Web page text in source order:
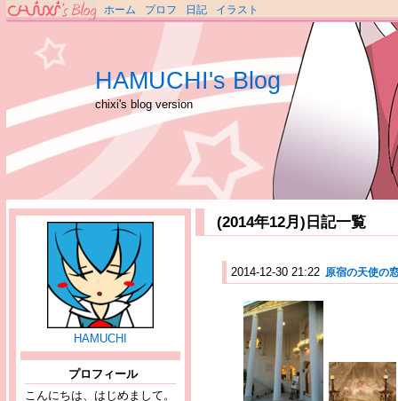
ホーム プロフ 日記 イラスト
HAMUCHI's Blog
chixi's blog version
HAMUCHI
プロフィール
こんにちは、はじめまして。
(2014年12月)日記一覧
2014-12-30 21:22 原宿の天使の